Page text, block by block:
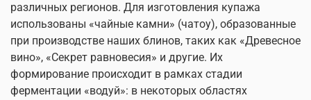
различных регионов. Для изготовления купажа
использованы «чайные камни» (чатоу), образованные
при производстве наших блинов, таких как «Древесное
вино», «Секрет равновесия» и другие. Их
формирование происходит в рамках стадии
ферментации «водуй»: в некоторых областях